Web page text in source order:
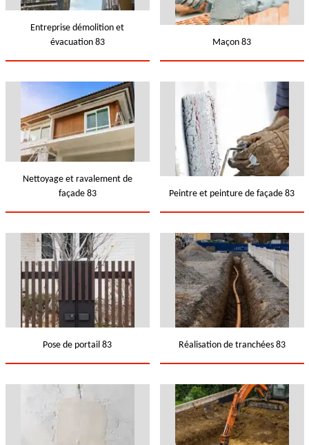
Entreprise démolition et
évacuation 83
Maçon 83
Nettoyage et ravalement de
façade 83
Peintre et peinture de façade 83
Pose de portail 83 Réalisation de tranchées 83